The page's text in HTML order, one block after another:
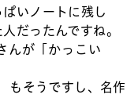
いノートに残し
だったんですね。
んが「かっこい
もそうですし、名作